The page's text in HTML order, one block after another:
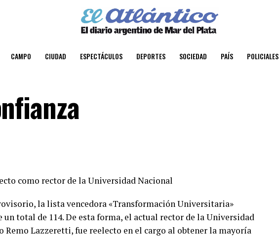
CAMPO CIUDAD ESPECTÁCULOS DEPORTES SOCIEDAD PAÍS POLICIALES
como rector de la Universidad Nacional
la lista vencedora «Transformación Universitaria»
un total de 114. De esta forma, el actual rector de la Universidad
Remo Lazzeretti, fue reelecto en el cargo al obtener la mayoría